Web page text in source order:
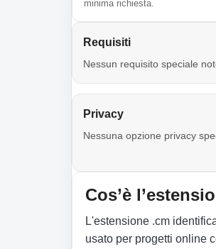
minima richiesta.
Requisiti
Nessun requisito speciale
Privacy
Nessuna opzione privacy
Cos’è
L'estensione .cm
usato per progetti online